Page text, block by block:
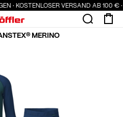
KOSTENLOSER VERSAND AB 100 € ·
MERINO